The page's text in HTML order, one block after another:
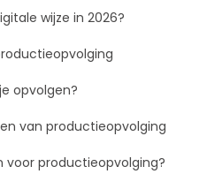
wijze in 2026?
opvolgen?
van productieopvolging
voor productieopvolging?